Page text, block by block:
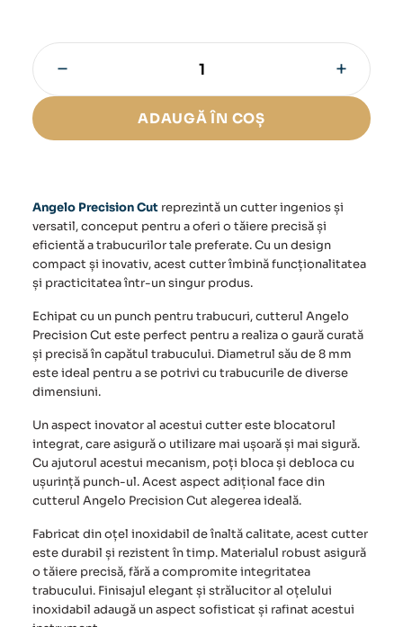
Cutter
Cut
− +
ADAUGĂ ÎN COȘ
Angelo Precision Cut reprezintă un cutter ingenios și
versatil, conceput pentru a oferi o tăiere precisă și
eficientă a trabucurilor tale preferate. Cu un design
compact și inovativ, acest cutter îmbină funcționalitatea
și practicitatea într-un singur produs.
Echipat cu un punch pentru trabucuri,cutterul Angelo
Precision Cut este perfect pentru a realiza o gaură curată
și precisă în capătul trabucului. Diametrul său de 8 mm
este ideal pentru a se potrivi cu trabucurile de diverse
dimensiuni.
Un aspect inovator al acestui cutter este blocatorul
integrat, care asigură o utilizare mai ușoară și mai sigură.
Cu ajutorul acestui mecanism, poți bloca și debloca cu
ușurință punch-ul. Acest aspect adițional face din
cutterul Angelo Precision Cut alegerea ideală.
Fabricat din oțel inoxidabil de înaltă calitate, acest cutter
este durabil și rezistent în timp. Materialul robust asigură
o tăiere precisă, fără a compromite integritatea
trabucului. Finisajul elegant și strălucitor al oțelului
inoxidabil adaugă un aspect sofisticat și rafinat acestui